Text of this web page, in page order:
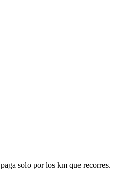
paga solo por los km que recorres.